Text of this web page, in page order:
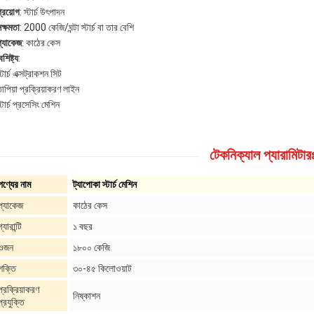
: স্টার্চ উৎপাদন
: 2000 কেজি/ঘন্টা স্টার্চ বা তার বেশি
: কাঠের কেস
:
এক্সট্রাকশন সিট
প্রক্রিয়াকরণ লাইন
প্রসেসিং মেশিন
টেকনিক্যাল প্যারামিটারঃ
নাম
ট্যাপোকা স্টার্চ মেশিন
কাঠের কেস
১ বছর
১৮০০ কেজি
৩০-৪৫ কিলোওয়াট
নিষ্কাশন